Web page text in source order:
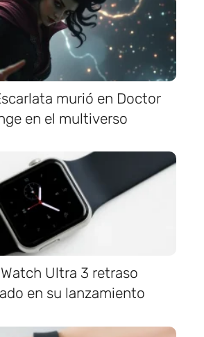
murió en Doctor
en el multiverso
Ultra 3 retraso
en su lanzamiento